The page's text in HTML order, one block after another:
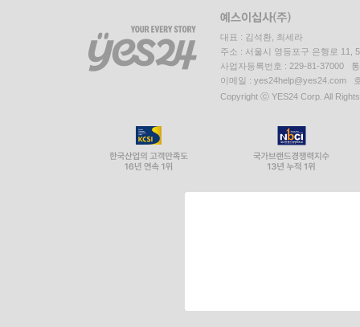
대표 : 김석환, 최세라
주소 : 서울시 영등포구 은행로 11,
사업자등록번호 : 229-81-37000
이메일 : yes24help@yes24.com
Copyright ⓒ YES24 Corp. All